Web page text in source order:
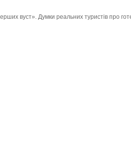
вуст». Думки реальних туристів про